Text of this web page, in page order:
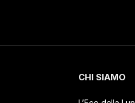
CHI SIAMO